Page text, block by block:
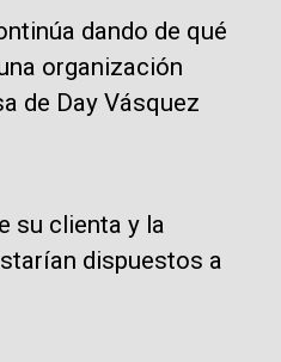
dando de qué
organización
de Day Vásquez
su clienta y la
dispuestos a